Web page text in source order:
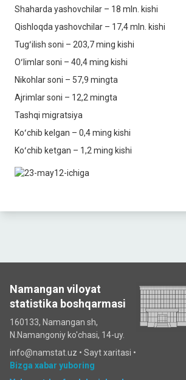
Shaharda yashovchilar – 18 mln. kishi
Qishloqda yashovchilar – 17,4 mln. kishi
Tugʻilish soni – 203,7 ming kishi
Oʻlimlar soni – 40,4 ming kishi
Nikohlar soni – 57,9 mingta
Ajrimlar soni – 12,2 mingta
Tashqi migratsiya
Koʻchib kelgan – 0,4 ming kishi
Koʻchib ketgan – 1,2 ming kishi
Namangan viloyat
statistika boshqarmasi
160133, Namangan sh,
N.Namangoniy ko'chasi, 14-uy.
info@namstat.uz • Sayt xaritasi •
Bizga xabar yuboring